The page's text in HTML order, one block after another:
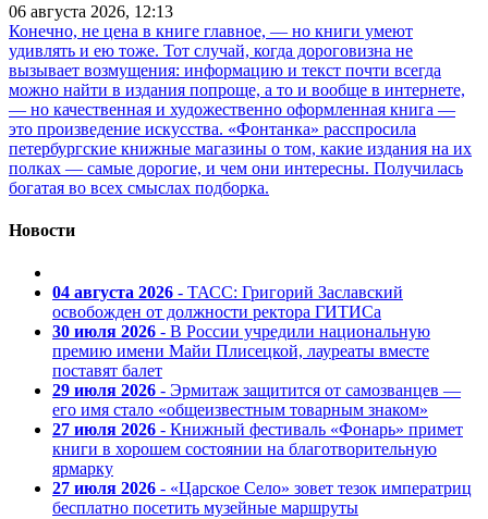
06 августа 2026, 12:13
Конечно, не цена в книге главное, — но книги умеют
удивлять и ею тоже. Тот случай, когда дороговизна не
вызывает возмущения: информацию и текст почти всегда
можно найти в издания попроще, а то и вообще в интернете,
— но качественная и художественно оформленная книга —
это произведение искусства. «Фонтанка» расспросила
петербургские книжные магазины о том, какие издания на их
полках — самые дорогие, и чем они интересны. Получилась
богатая во всех смыслах подборка.
Новости
04 августа 2026 - ТАСС: Григорий Заславский
освобожден от должности ректора ГИТИСа
30 июля 2026 - В России учредили национальную
премию имени Майи Плисецкой, лауреаты вместе
поставят балет
29 июля 2026 - Эрмитаж защитится от самозванцев —
его имя стало «общеизвестным товарным знаком»
27 июля 2026 - Книжный фестиваль «Фонарь» примет
книги в хорошем состоянии на благотворительную
ярмарку
27 июля 2026 - «Царское Село» зовет тезок императриц
бесплатно посетить музейные маршруты